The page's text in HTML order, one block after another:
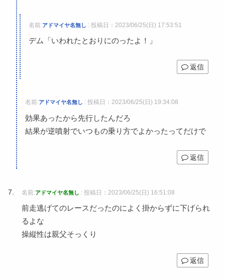
名前:アドマイヤ名無し : 投稿日：2023/06/25(日) 17:53:51
デム「いわれたとおりにのったよ！」
返信
名前:アドマイヤ名無し : 投稿日：2023/06/25(日) 19:34:08
効果あったから先行したんだろ
結果が逆噴射でいつもの乗り方でよかったってだけで
返信
名前:アドマイヤ名無し : 投稿日：2023/06/25(日) 16:51:08
前走逃げてのレースだったのによく掛からずに下げられ
るよな
操縦性は親父そっくり
返信